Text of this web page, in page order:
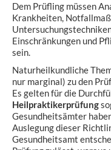
Dem Prüfling müssen
Krankheiten,
Einschränkungen und
sein.
Naturheilkundliche
nur marginal) zu den
Es gelten für die
Heilpraktikerprüfung
Gesundheitsämter
Auslegung dieser
Gesundheitsamt